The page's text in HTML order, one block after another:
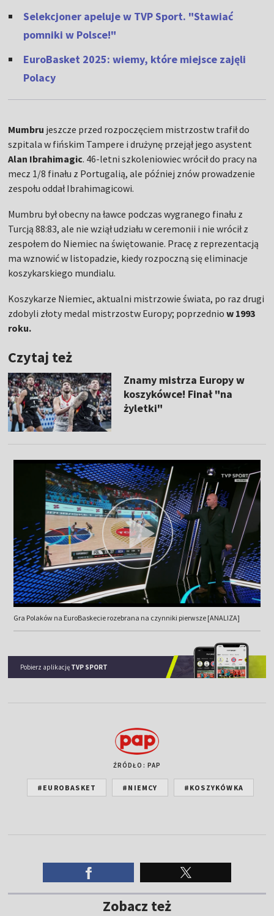
Selekcjoner apeluje w TVP Sport. "Stawiać
pomniki w Polsce!"
EuroBasket 2025: wiemy, które miejsce zajęli
Polacy
Mumbru jeszcze przed rozpoczęciem mistrzostw trafił do
szpitala w fińskim Tampere i drużynę przejął jego asystent
Alan Ibrahimagic. 46-letni szkoleniowiec wrócił do pracy na
mecz 1/8 finału z Portugalią, ale później znów prowadzenie
zespołu oddał Ibrahimagicowi.
Mumbru był obecny na ławce podczas wygranego finału z
Turcją 88:83, ale nie wziął udziału w ceremonii i nie wrócił z
zespołem do Niemiec na świętowanie. Pracę z reprezentacją
ma wznowić w listopadzie, kiedy rozpoczną się eliminacje
koszykarskiego mundialu.
Koszykarze Niemiec, aktualni mistrzowie świata, po raz drugi
zdobyli złoty medal mistrzostw Europy; poprzednio w 1993
roku.
Czytaj też
Znamy mistrza Europy w
koszykówce! Finał "na
żyletki"
Gra Polaków na EuroBaskecie rozebrana na czynniki pierwsze [ANALIZA]
Pobierz aplikację TVP SPORT
ŹRÓDŁO: PAP
#EUROBASKET #NIEMCY #KOSZYKÓWKA
Zobacz też